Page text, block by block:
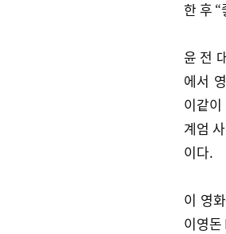
한 후
윤 전
에서
이같
계엄
이다.
이 영
이영